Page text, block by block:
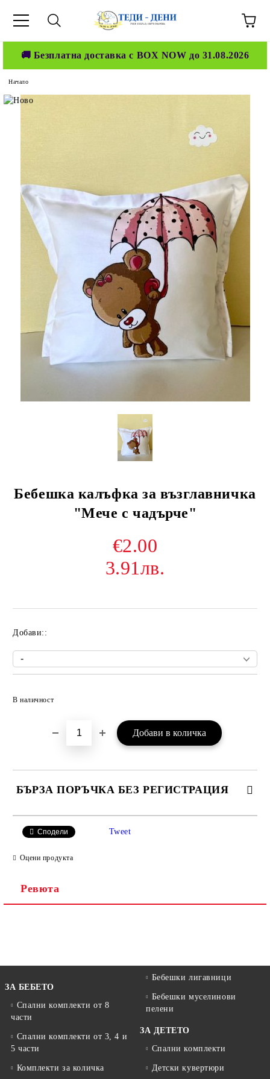
🚚 Безплатна доставка с BOX NOW до 31.08.2026
Начало
Бебешка калъфка за възглавничка
"Мече с чадърче"
€2.00
3.91лв.
Добави::
В наличност
БЪРЗА ПОРЪЧКА БЕЗ РЕГИСТРАЦИЯ
Сподели Tweet
Оцени продукта
Ревюта
ЗА БЕБЕТО
Спални комплекти от 8
части
Спални комплекти от 3, 4 и
5 части
Комплекти за количка
Бебешки лигавници
Бебешки муселинови
пелени
ЗА ДЕТЕТО
Спални комплекти
Детски кувертюри